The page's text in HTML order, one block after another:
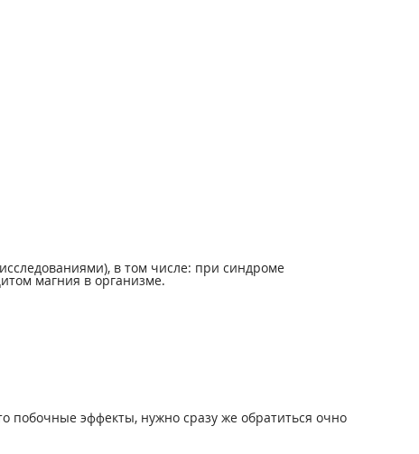
в том числе: при синдроме
магния в организме.
побочные эффекты, нужно сразу же обратиться очно